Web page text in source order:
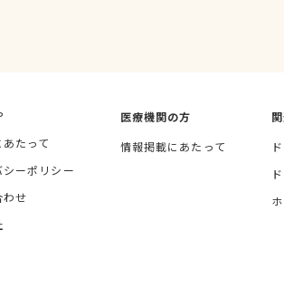
たって
ーポリシー
わせ
医療機関の方
情報掲載にあたって